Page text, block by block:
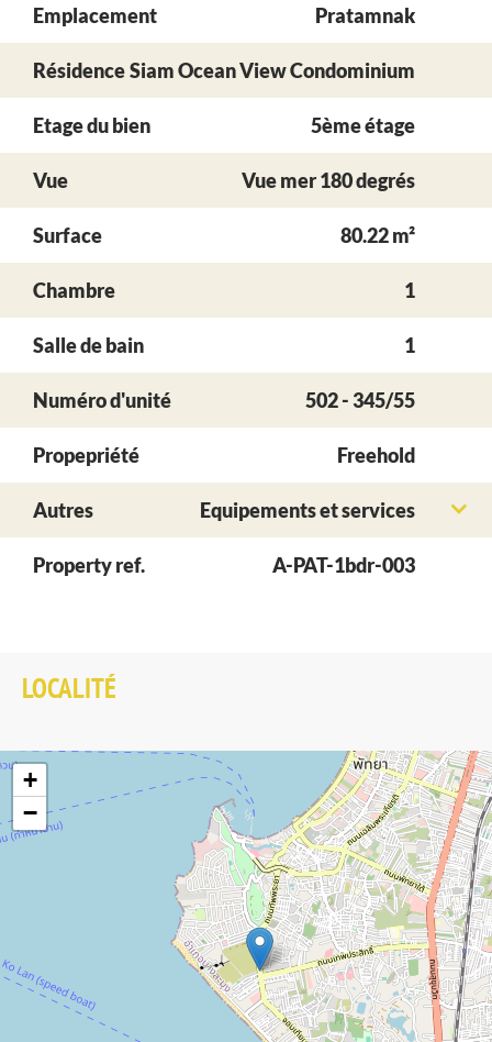
Emplacement Pratamnak
RésidenceSiam Ocean View Condominium
Etage du bien 5ème étage
Vue Vue mer 180 degrés
Surface 80.22 m²
Chambre 1
Salle de bain 1
Numéro d'unité 502 - 345/55
Propepriété Freehold
Autres Equipements et services
Property ref. A-PAT-1bdr-003
LOCALITÉ
+
−